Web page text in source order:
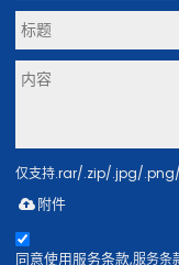
仅支持.rar/.zip/.jpg/
附件
同意使用服务条款,服务条